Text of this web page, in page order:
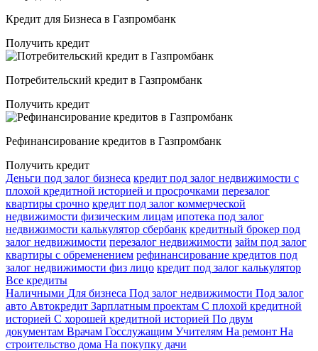
Кредит для Бизнеса в Газпромбанк
Получить кредит
Потребительский кредит в Газпромбанк
Получить кредит
Рефинансирование кредитов в Газпромбанк
Получить кредит
Деньги под залог бизнеса кредит под залог недвижимости с
плохой кредитной историей и просрочками перезалог
квартиры срочно кредит под залог коммерческой
недвижимости физическим лицам ипотека под залог
недвижимости калькулятор сбербанк кредитный брокер под
залог недвижимости перезалог недвижимости займ под залог
квартиры с обременением рефинансирование кредитов под
залог недвижимости физ лицо кредит под залог калькулятор
Все кредиты
Наличными Для бизнеса Под залог недвижимости Под залог
авто Автокредит Зарплатным проектам С плохой кредитной
историей С хорошей кредитной историей По двум
документам Врачам Госслужащим Учителям На ремонт На
строительство дома На покупку дачи